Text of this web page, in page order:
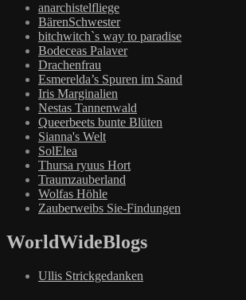
anarchistelfliege
BärenSchwester
bitchwitch`s way to paradise
Bodeceas Palaver
Drachenfrau
Esmerelda’s Spuren im Sand
Iris Marginalien
Nestas Tannenwald
Queerbeets bunte Blüten
Sianna's Welt
SolElea
Thursa ryuus Hort
Traumzauberland
Wolfas Höhle
Zauberweibs Sie-Findungen
WorldWideBlogs
Ullis Strickgedanken